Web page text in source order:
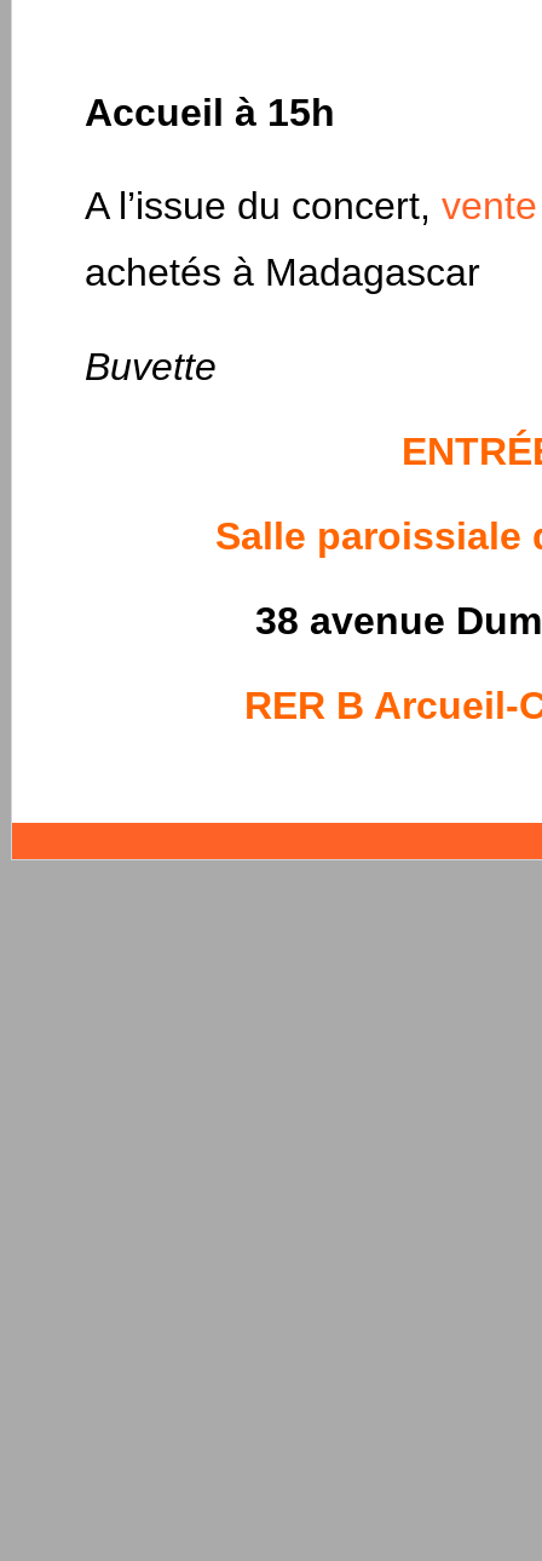
Accueil à 15h
A l’issue du concert,
achetés à Madagascar
Buvette
Salle paroissiale
38 avenue
RER B Arcueil-